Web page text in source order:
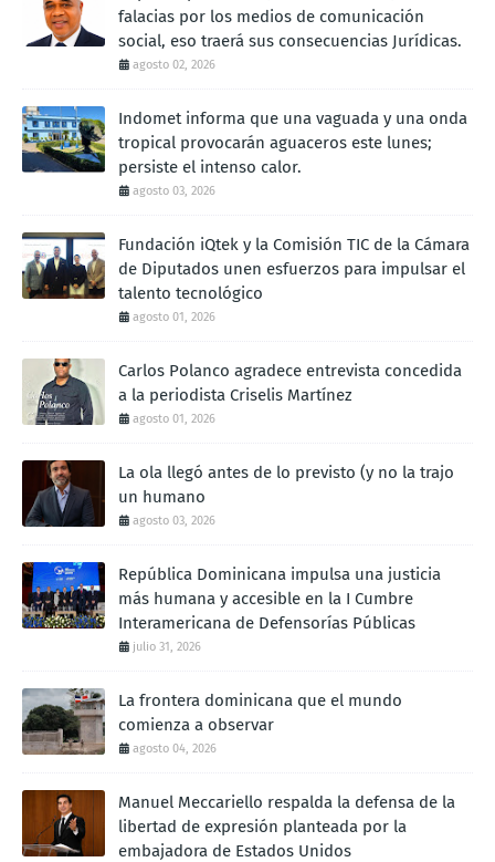
falacias por los medios de comunicación
social, eso traerá sus consecuencias Jurídicas.
agosto 02, 2026
Indomet informa que una vaguada y una onda
tropical provocarán aguaceros este lunes;
persiste el intenso calor.
agosto 03, 2026
Fundación iQtek y la Comisión TIC de la Cámara
de Diputados unen esfuerzos para impulsar el
talento tecnológico
agosto 01, 2026
Carlos Polanco agradece entrevista concedida
a la periodista Criselis Martínez
agosto 01, 2026
La ola llegó antes de lo previsto (y no la trajo
un humano
agosto 03, 2026
República Dominicana impulsa una justicia
más humana y accesible en la I Cumbre
Interamericana de Defensorías Públicas
julio 31, 2026
La frontera dominicana que el mundo
comienza a observar
agosto 04, 2026
Manuel Meccariello respalda la defensa de la
libertad de expresión planteada por la
embajadora de Estados Unidos